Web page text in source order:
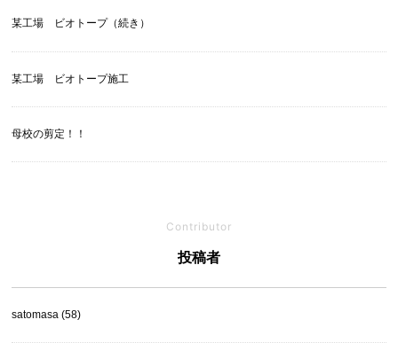
某工場 ビオトープ（続き）
某工場 ビオトープ施工
母校の剪定！！
Contributor
投稿者
satomasa (58)